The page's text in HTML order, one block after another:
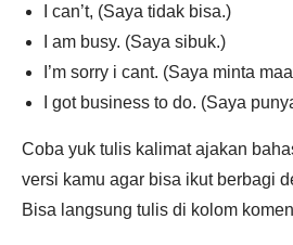
I can’t, (Saya tidak bisa.)
I am busy. (Saya sibuk.)
I’m sorry i cant. (Saya minta
I got business to do. (Saya
Coba yuk tulis kalimat ajakan
versi kamu agar bisa ikut berbagi
Bisa langsung tulis di kolom